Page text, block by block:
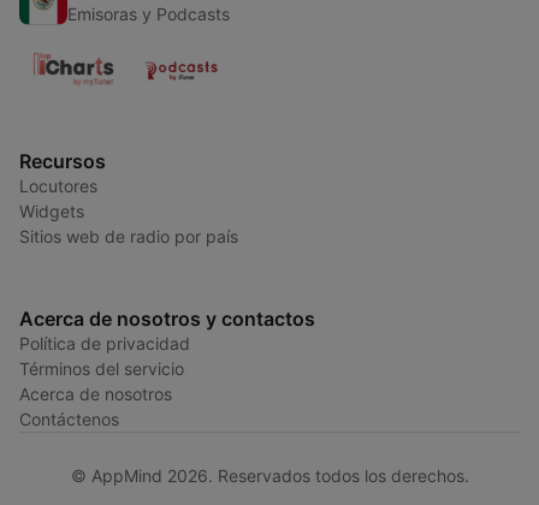
Emisoras y Podcasts
Recursos
Locutores
Widgets
Sitios web de radio por país
Acerca de nosotros y contactos
Política de privacidad
Términos del servicio
Acerca de nosotros
Contáctenos
© AppMind 2026. Reservados todos los derechos.